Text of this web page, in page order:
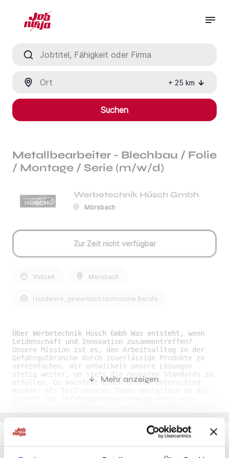
+ 25 km
Suchen
Metallbearbeiter - Blechbau / Folie
/ Montage / Serie (m/w/d)
Werbetechnik Hüsch Gmbh
Mörsbach
Zur Zeit nicht verfügbar
Vollzeit Mörsbach
Handwerk, gewerblich technische Berufe
Über Werbetechnik Hüsch Gmbh Was entsteht, wenn
Leidenschaft und Innovation zusammentreffen?
Unsere Mission ist es, den Arbeitsalltag in der
Gefahrgutbranche durch zuverlässige Produkte zu
vereinfachen. Wir entwickeln unsere Lösungen
stetig weiter, um stets die neuesten Standards zu
erfüllen. Du möchtest einen echten Unterschied
beiträgt und du täglich spürbaren Mehrwert
schaffst.Was bieten wir dir?• Quereinstieg möglich
• Vielseitige und abwechslungsreiche Aufgaben •
Probearbeiten möglichWas erwartet dich?• Du
bearbeitest Blechteile • Du folierst Schilder • Du
Mehr anzeigen